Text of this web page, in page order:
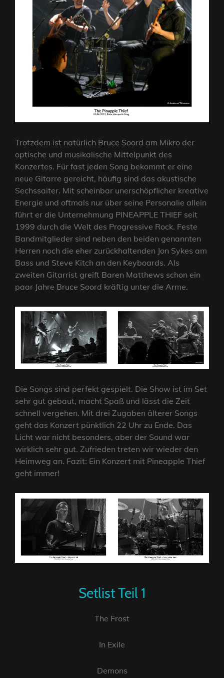
Trotzdem ist natürlich Bruce Soord am Mikro der
optische und musikalische Mittelpunkt des
Konzertes. Für fast jeden Song bekommt er eine
neue Gitarre gereicht, häufig sind das akustische
Sechssaiter. Mit scheinbar unerschöpflicher kreative
Energie und oftmals nur über seine Personalie allein
führt er die Unternehmung PINEAPPLE THIEF seit
1999 durch die Welt des Progressive Rock. Feste
Bandmitglieder sind neben den beiden genannten
Herren noch die eher zurückhaltenden Jon Sykes am
Bass und Steve Kitch an den Keyboards. Als
zweiten Gitarrist greift Baren Matthews schon ein
paar Jahre Bruce Soord kräftig unter die Arme.
Die Songs sind perfekt gespielt. Die Show ist im Set
sehr gut gebaut, macht Spaß und lässt die Zeit
schnell vergehen. Mit drei Zugaben älterer Songs
geht das Konzert pünktlich 22 Uhr zu Ende. Das
Licht war nicht besonders, aber der Sound war
wirklich sehr gut. Zufrieden treten wir wieder den
Heimweg an. Fazit: Ein Konzert mit Pineapple Thief
geht immer!
Setlist Teil 1
The Frost
In Exile
Demons